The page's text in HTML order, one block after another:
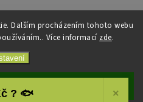
Dalším procházením tohoto webu
Více informací zde.
. Všechna práva vyhrazena.
| Design
? 🐟 ×